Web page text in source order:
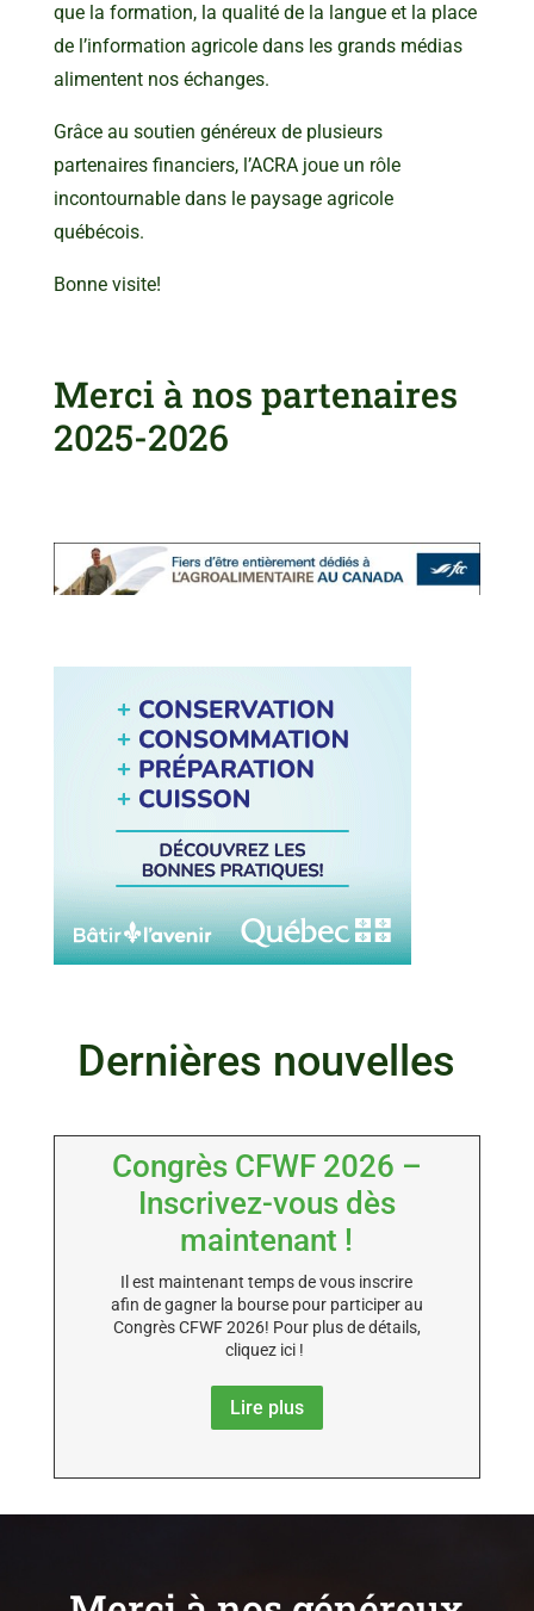
que la formation, la qualité de la langue et la place
de l’information agricole dans les grands médias
alimentent nos échanges.
Grâce au soutien généreux de plusieurs
partenaires financiers, l’ACRA joue un rôle
incontournable dans le paysage agricole
québécois.
Bonne visite!
Merci à nos partenaires
2025-2026
Dernières nouvelles
Congrès CFWF 2026 –
Inscrivez-vous dès
maintenant !
Il est maintenant temps de vous inscrire
afin de gagner la bourse pour participer au
Congrès CFWF 2026! Pour plus de détails,
cliquez ici !
Lire plus